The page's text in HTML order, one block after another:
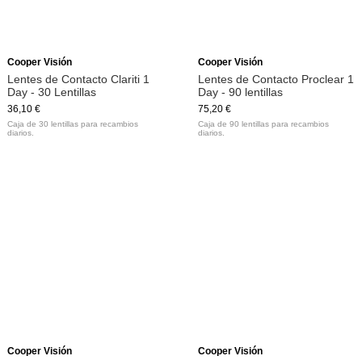
Cooper Visión
Lentes de Contacto Clariti 1
Day - 30 Lentillas
36,10 €
Caja de 30 lentillas para recambios
diarios.
Cooper Visión
Lentes de Contacto Proclear 1
Day - 90 lentillas
75,20 €
Caja de 90 lentillas para recambios
diarios.
Cooper Visión Cooper Visión